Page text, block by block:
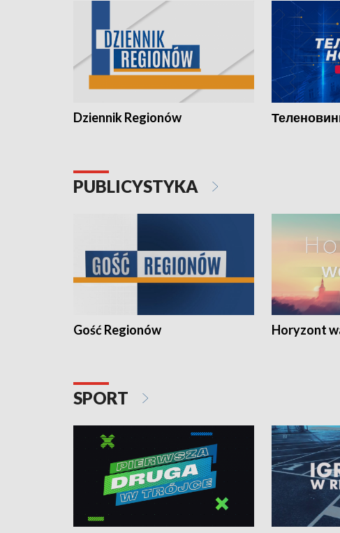
Dziennik Regionów
PUBLICYSTYKA
Gość Regionów Horyzont
SPORT